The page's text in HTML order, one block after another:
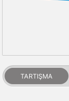
TARTIŞMA